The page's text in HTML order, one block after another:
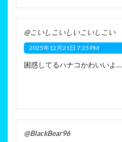
@こいしこいしいこいしこい
2025年12月21日 7:25 PM
困惑してるハナコかわいいよ…
@BlackBear96